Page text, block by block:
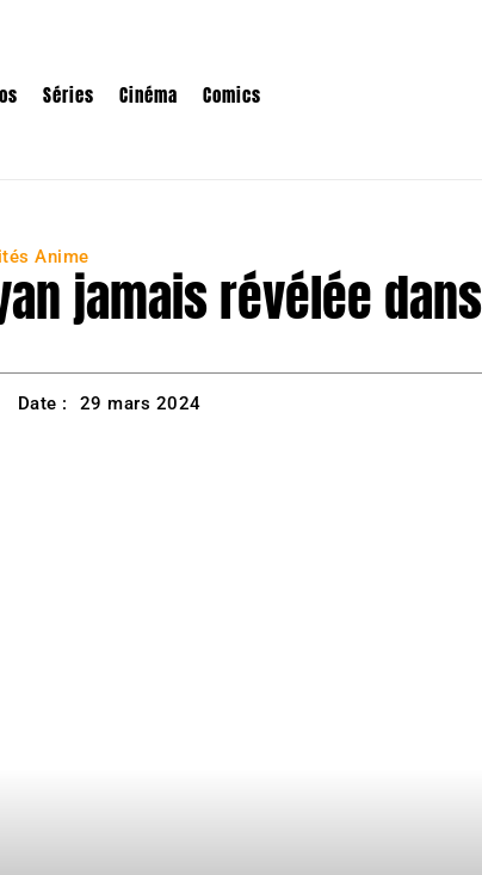
Séries Cinéma Comics
Anime
jamais révélée
Date : 29 mars 2024